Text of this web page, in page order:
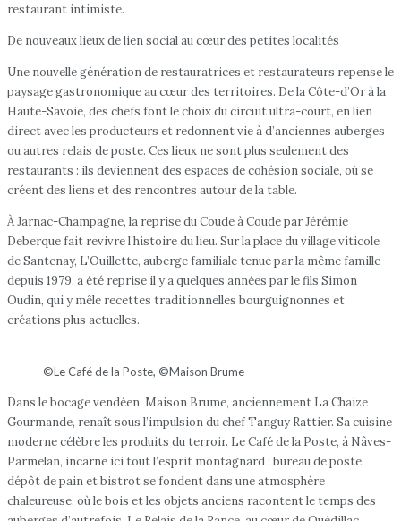
restaurant intimiste.
De nouveaux lieux de lien social au cœur des petites localités
Une nouvelle génération de restauratrices et restaurateurs repense le
paysage gastronomique au cœur des territoires. De la Côte-d’Or à la
Haute-Savoie, des chefs font le choix du circuit ultra-court, en lien
direct avec les producteurs et redonnent vie à d’anciennes auberges
ou autres relais de poste. Ces lieux ne sont plus seulement des
restaurants : ils deviennent des espaces de cohésion sociale, où se
créent des liens et des rencontres autour de la table.
À Jarnac-Champagne, la reprise du Coude à Coude par Jérémie
Deberque fait revivre l’histoire du lieu. Sur la place du village viticole
de Santenay, L’Ouillette, auberge familiale tenue par la même famille
depuis 1979, a été reprise il y a quelques années par le fils Simon
Oudin, qui y mêle recettes traditionnelles bourguignonnes et
créations plus actuelles.
©Le Café de la Poste, ©Maison Brume
Dans le bocage vendéen, Maison Brume, anciennement La Chaize
Gourmande, renaît sous l’impulsion du chef Tanguy Rattier. Sa cuisine
moderne célèbre les produits du terroir. Le Café de la Poste, à Nâves-
Parmelan, incarne ici tout l’esprit montagnard : bureau de poste,
dépôt de pain et bistrot se fondent dans une atmosphère
chaleureuse, où le bois et les objets anciens racontent le temps des